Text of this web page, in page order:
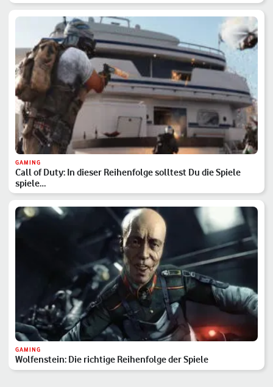
GAMING
Call of Duty: In dieser Reihenfolge solltest Du die Spiele
spiele…
GAMING
Wolfenstein: Die richtige Reihenfolge der Spiele